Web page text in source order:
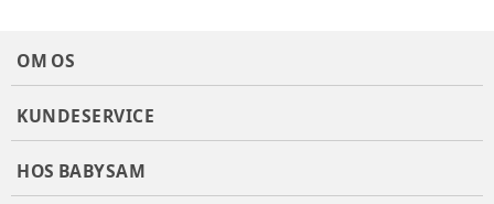
OM OS
KUNDESERVICE
HOS BABYSAM